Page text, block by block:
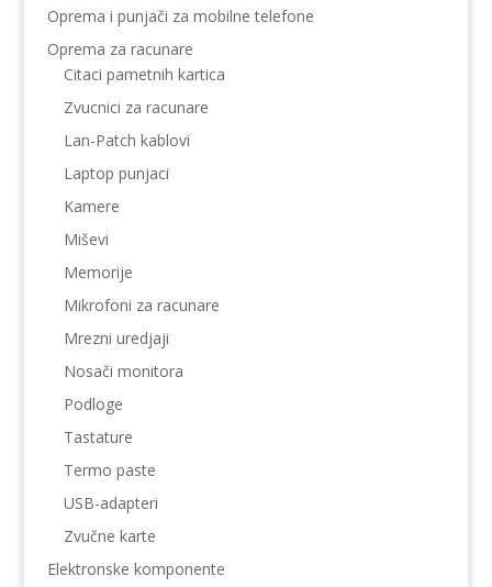
Oprema i punjači za mobilne telefone
Oprema za racunare
Citaci pametnih kartica
Zvucnici za racunare
Lan-Patch kablovi
Laptop punjaci
Kamere
Miševi
Memorije
Mikrofoni za racunare
Mrezni uredjaji
Nosači monitora
Podloge
Tastature
Termo paste
USB-adapteri
Zvučne karte
Elektronske komponente